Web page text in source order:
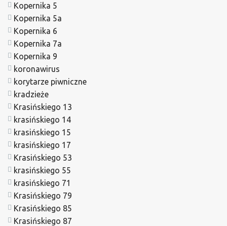
Kopernika 5
Kopernika 5a
Kopernika 6
Kopernika 7a
Kopernika 9
koronawirus
korytarze piwniczne
kradzieże
Krasińskiego 13
krasińskiego 14
krasińskiego 15
krasińskiego 17
Krasińskiego 53
krasińskiego 55
krasińskiego 71
Krasińskiego 79
Krasińskiego 85
Krasińskiego 87